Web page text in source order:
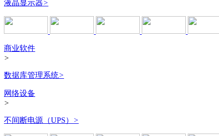
液晶显示器>
商业软件
>
数据库管理系统>
网络设备
>
不间断电源（UPS） >